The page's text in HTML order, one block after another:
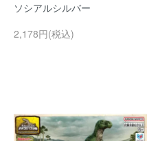
ソシアルシルバー
2,178円(税込)